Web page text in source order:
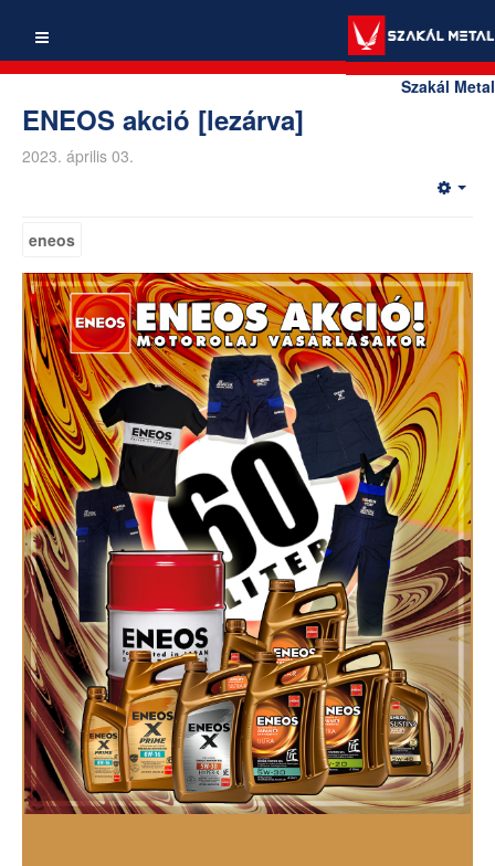
Szakál Metal
ENEOS akció [lezárva]
2023. április 03.
eneos